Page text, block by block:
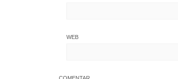
WEB